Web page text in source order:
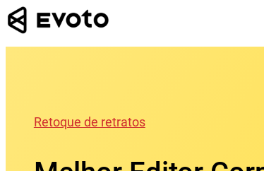
Skip
to
Retoque de retratos